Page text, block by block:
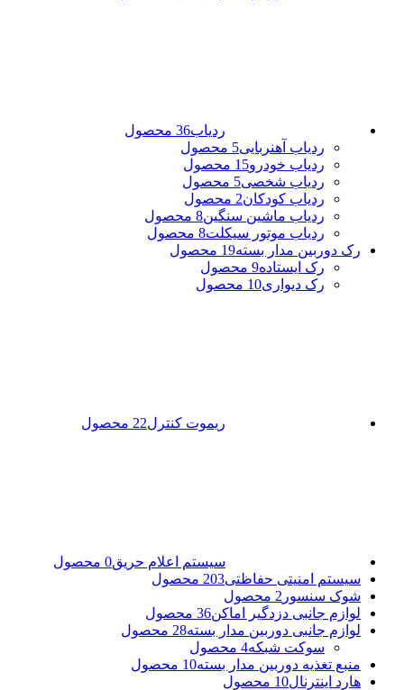
ردیاب36 محصول
ردیاب آهنربایی5 محصول
ردیاب خودرو15 محصول
ردیاب شخصی5 محصول
ردیاب کودکان2 محصول
ردیاب ماشین سنگین8 محصول
ردیاب موتور سیکلت8 محصول
رک دوربین مدار بسته19 محصول
رک ایستاده9 محصول
رک دیواری10 محصول
ریموت کنترل22 محصول
سیستم اعلام حریق0 محصول
سیستم امنیتی حفاظتی203 محصول
شوک سنسور 2 محصول
لوازم جانبی دزدگیر اماکن36 محصول
لوازم جانبی دوربین مدار بسته28 محصول
سوکت شبکه4 محصول
منبع تغذیه دوربین مدار بسته10 محصول
هارد اینترنال10 محصول